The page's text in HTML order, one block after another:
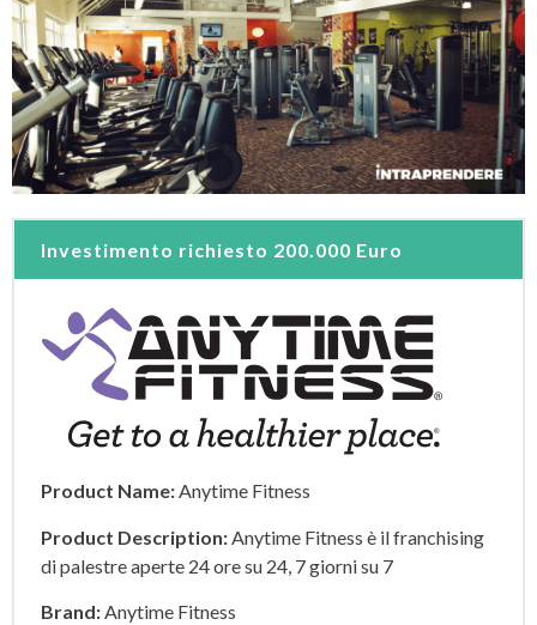
Investimento richiesto 200.000 Euro
Product Name:Anytime Fitness
Product Description: Anytime Fitness è il franchising
di palestre aperte 24 ore su 24, 7 giorni su 7
Brand:Anytime Fitness